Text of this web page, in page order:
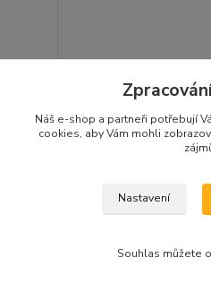
Canpol babies
Náš e-shop a partneři potřebují
cookies, aby Vám mohli
Nastavení
Souhlas můžete